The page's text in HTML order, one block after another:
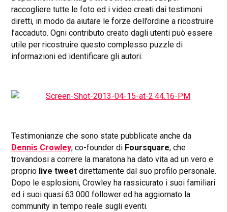
raccogliere tutte le foto ed i video creati dai testimoni
diretti, in modo da aiutare le forze dell’ordine a ricostruire
l’accaduto. Ogni contributo creato dagli utenti può essere
utile per ricostruire questo complesso puzzle di
informazioni ed identificare gli autori.
Testimonianze che sono state pubblicate anche da
Dennis Crowley, co-founder di Foursquare, che
trovandosi a correre la maratona ha dato vita ad un vero e
proprio live tweet direttamente dal suo profilo personale.
Dopo le esplosioni, Crowley ha rassicurato i suoi familiari
ed i suoi quasi 63.000 follower ed ha aggiornato la
community in tempo reale sugli eventi.